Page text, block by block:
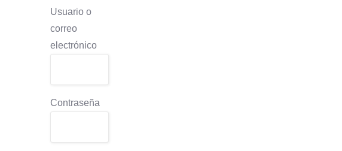
Usuario o
correo
electrónico
Contraseña